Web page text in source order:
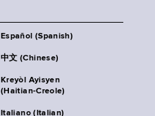
Español (Spanish)
中文 (Chinese)
Kreyòl Ayisyen
(Haitian-Creole)
Italiano (Italian)